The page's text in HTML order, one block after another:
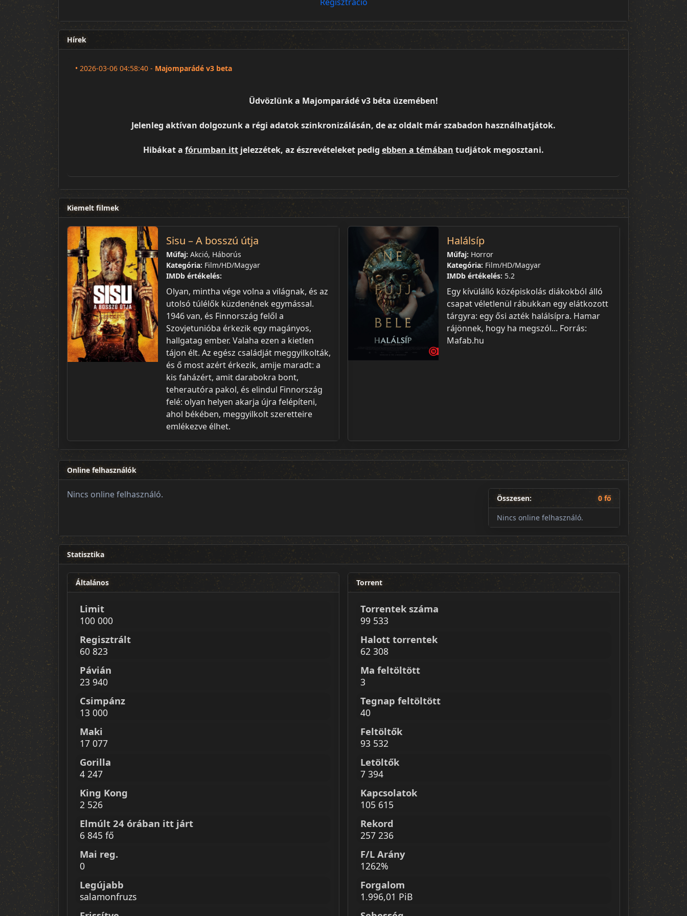
Hírek
• 2026-03-06 04:58:40 - Majomparádé v3 beta
Üdvözlünk a Majomparádé v3 béta üzemében!
Jelenleg aktívan dolgozunk a régi adatok szinkronizálásán, de az oldalt már szabadon használhatjátok.
Hibákat a fórumban itt jelezzétek, az észrevételeket pedig ebben a témában tudjátok megosztani.
Kiemelt filmek
Sisu – A bosszú útja
Műfaj: Akció, Háborús
Kategória: Film/HD/Magyar
IMDb értékelés:
Olyan, mintha vége volna a világnak, és az
utolsó túlélők küzdenének egymással.
1946 van, és Finnország felől a
Szovjetunióba érkezik egy magányos,
hallgatag ember. Valaha ezen a kietlen
tájon élt. Az egész családját meggyilkolták,
és ő most azért érkezik, amije maradt: a
kis faházért, amit darabokra bont,
teherautóra pakol, és elindul Finnország
felé: olyan helyen akarja újra felépíteni,
ahol békében, meggyilkolt szeretteire
emlékezve élhet.
Halálsíp
Műfaj: Horror
Kategória: Film/HD/Magyar
IMDb értékelés: 5.2
Egy kívülálló középiskolás diákokból álló
csapat véletlenül rábukkan egy elátkozott
tárgyra: egy ősi azték halálsípra. Hamar
rájönnek, hogy ha megszól... Forrás:
Mafab.hu
Online felhasználók
Nincs online felhasználó. Összesen:
0 fő
Nincs online felhasználó.
Statisztika
Általános
Limit
100 000
Regisztrált
60 823
Pávián
23 940
Csimpánz
13 000
Maki
17 077
Gorilla
4 247
King Kong
2 526
Elmúlt 24 órában itt járt
6 845 fő
Mai reg.
0
Legújabb
salamonfruzs
Torrent
Torrentek száma
99 533
Halott torrentek
62 308
Ma feltöltött
3
Tegnap feltöltött
40
Feltöltők
93 532
Letöltők
7 394
Kapcsolatok
105 615
Rekord
257 236
F/L Arány
1262%
Forgalom
1.996,01 PiB